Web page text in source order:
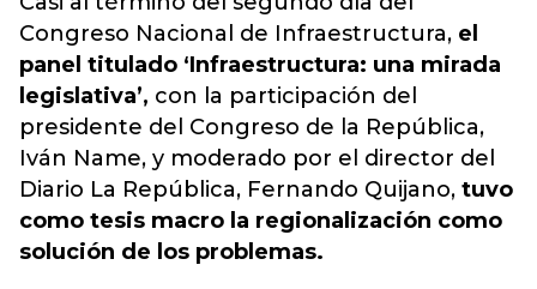
Congreso Nacional de Infraestructura, el
panel titulado ‘Infraestructura: una mirada
legislativa’, con la participación del
presidente del Congreso de la República,
Iván Name, y moderado por el director del
Diario La República, Fernando Quijano, tuvo
como tesis macro la regionalización como
solución de los problemas.